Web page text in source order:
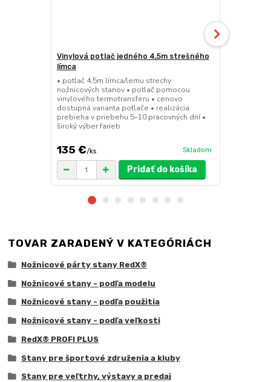
Vinylová potlač jedného 4,5m strešného
límca
• potlač 4,5m límca/lemu strechy
nožnicových stanov • potlač pomocou
vinylového termotransferu • cenovo
dostupná varianta potlače • realizácia
prebieha v priebehu 5–10 pracovných dní •
široký výber farieb
135 €/ks Skladom
Pridať do košíka
TOVAR ZARADENÝ V KATEGÓRIÁCH
Nožnicové párty stany RedX®
Nožnicové stany - podľa modelu
Nožnicové stany - podľa použitia
Nožnicové stany - podľa veľkosti
RedX® PROFI PLUS
Stany pre športové združenia a kluby
Stany pre veľtrhy, výstavy a predaj